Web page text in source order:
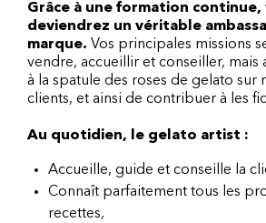
Grâce à une formation continue,
deviendrez un véritable
marque. Vos principales missions
vendre, accueillir et conseiller, mais
à la spatule des roses de gelato sur
clients, et ainsi de contribuer à les
Au quotidien, le gelato artist :
Accueille, guide et conseille la
Connaît parfaitement tous les
recettes,